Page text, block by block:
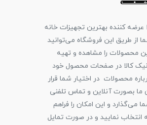
عرضه کننده بهترین تجهیزات خانه
از طریق این فروشگاه می‌توانید
محصولات را مشاهده و تهیه
کالا در صفحات محصول خود
محصولات در اختیار شما قرار
ما بصورت آنلاین و تماس تلفنی
می‌گذارد و این امکان را فراهم
انتخاب نمایید و در صورت تمایل